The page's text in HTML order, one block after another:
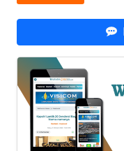
WN
JAMBI
WN
SULTRA
WN
NTB